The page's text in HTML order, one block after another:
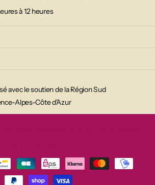
à 12 heures
avec le soutien de la Région Sud
Alpes-Côte d'Azur